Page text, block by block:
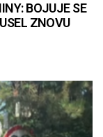
BOJUJE SE
ZNOVU